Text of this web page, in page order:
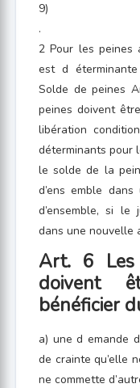
9)
.
2 Pour les peines
est d
Solde de peines
peines doivent
libération
déterminants pour
le solde de la
d’ens emble
d’ensemble, si le
dans une nouvelle
Art. 6 Les
doivent
bénéficier
a) une d emande
de crainte qu’elle
ne commette